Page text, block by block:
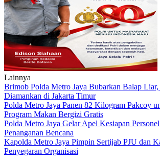
Lainnya
Brimob Polda Metro Jaya Bubarkan Balap
Diamankan di Jakarta Timur
Polda Metro Jaya Panen 82 Kilogram Pakcoy
Program Makan Bergizi Gratis
Polda Metro Jaya Gelar Apel Kesiapan
Penanganan Bencana
Kapolda Metro Jaya Pimpin Sertijab PJU dan
Penyegaran Organisasi